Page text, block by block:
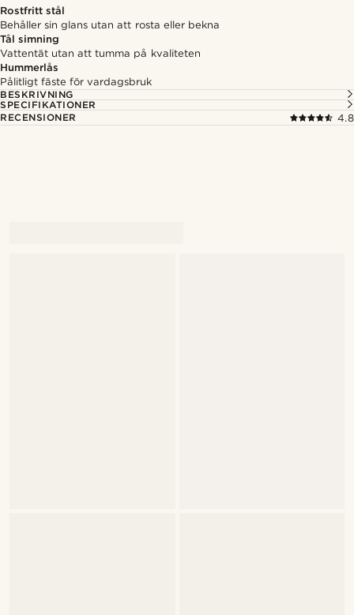
Rostfritt stål
Behåller sin glans utan att rosta eller bekna
Tål simning
Vattentät utan att tumma på kvaliteten
Hummerlås
Pålitligt fäste för vardagsbruk
BESKRIVNING
SPECIFIKATIONER
RECENSIONER
4.8